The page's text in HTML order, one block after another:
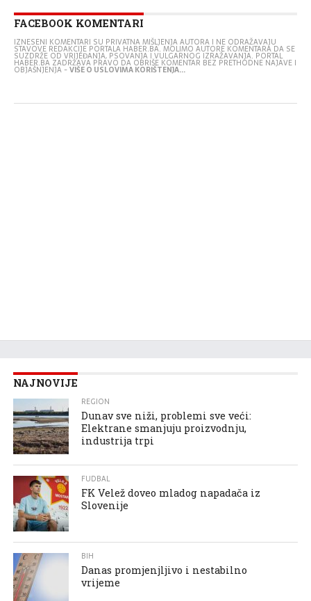
FACEBOOK KOMENTARI
IZNESENI KOMENTARI SU PRIVATNA MIŠLJENJA AUTORA I NE ODRAŽAVAJU
STAVOVE REDAKCIJE PORTALA HABER.BA. MOLIMO AUTORE KOMENTARA DA SE
SUZDRŽE OD VRIJEĐANJA, PSOVANJA I VULGARNOG IZRAŽAVANJA. PORTAL
HABER.BA ZADRŽAVA PRAVO DA OBRIŠE KOMENTAR BEZ PRETHODNE NAJAVE I
OBJAŠNJENJA -VIŠE O USLOVIMA KORIŠTENJA...
NAJNOVIJE
REGION
Dunav sve niži, problemi sve veći:
Elektrane smanjuju proizvodnju,
industrija trpi
FUDBAL
FK Velež doveo mladog napadača iz
Slovenije
BIH
Danas promjenjljivo i nestabilno
vrijeme